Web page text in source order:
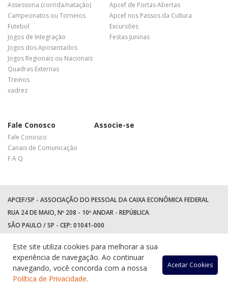
Assessoria (corrida/natação)
Campeonatos ou Torneios
Futebol
Jogos de Integração
Jogos dos Aposentados
Jogos Regionais ou Nacionais
Quadras Externas
Treinos
xadrez
Apcef de Portas Abertas
Apcef nos Passos da Cultura
Excursões
Festas Juninas
Fale Conosco
Fale Conosco
Canais de Comunicação
F A Q
Associe-se
APCEF/SP - ASSOCIAÇÃO DO PESSOAL DA CAIXA ECONÔMICA FEDERAL
RUA 24 DE MAIO, Nº 208 - 10º ANDAR - REPÚBLICA
SÃO PAULO / SP - CEP: 01041-000
WhatsApp: (11) 94597-5758
Acessar
Acessar
Este site utiliza cookies para melhorar a sua
experiência de navegação. Ao continuar
navegando, você concorda com a nossa
Política de Privacidade.
Aceitar Cookies